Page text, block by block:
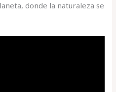
donde la naturaleza se